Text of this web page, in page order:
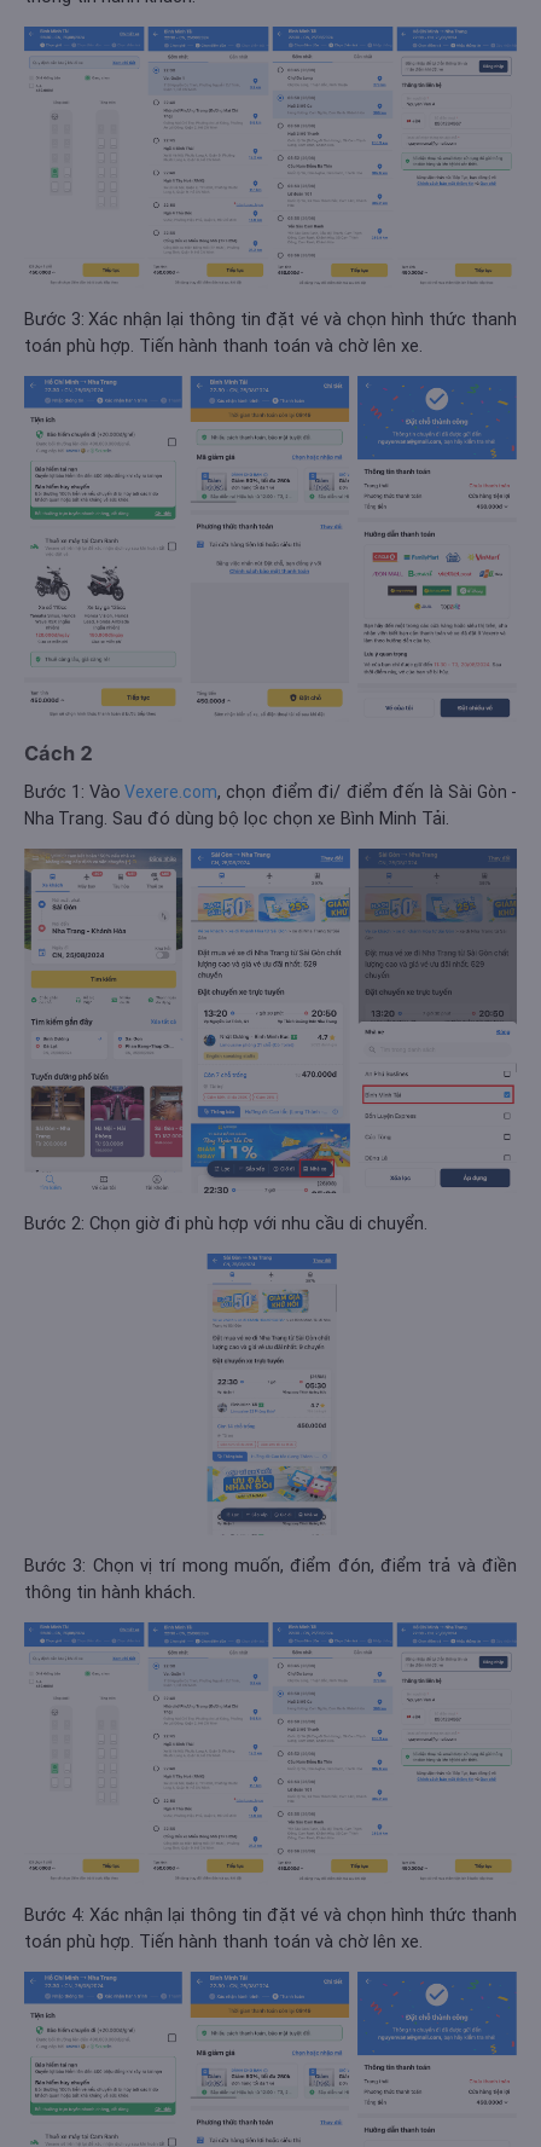
Bước 3: Xác nhận lại thông tin đặt vé và chọn hình thức thanh
toán phù hợp. Tiến hành thanh toán và chờ lên xe.
Cách 2
Bước 1: Vào Vexere.com, chọn điểm đi/ điểm đến là Sài Gòn -
Nha Trang. Sau đó dùng bộ lọc chọn xe Bình Minh Tải.
Bước 2: Chọn giờ đi phù hợp với nhu cầu di chuyển.
Bước 3: Chọn vị trí mong muốn, điểm đón, điểm trả và điền
thông tin hành khách.
Bước 4: Xác nhận lại thông tin đặt vé và chọn hình thức thanh
toán phù hợp. Tiến hành thanh toán và chờ lên xe.